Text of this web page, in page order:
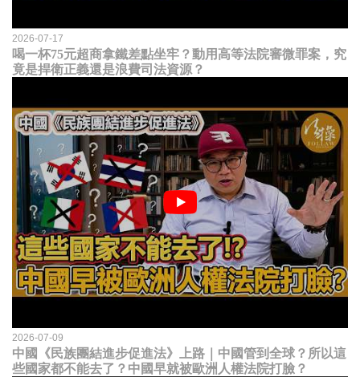
2026-07-17
喝一杯75元超商拿鐵差點坐牢？動用高等法院審微罪案，究
竟是捍衛正義還是浪費司法資源？
2026-07-09
中國《民族團結進步促進法》上路｜中國管到全球？所以這
些國家都不能去了？中國早就被歐洲人權法院打臉？